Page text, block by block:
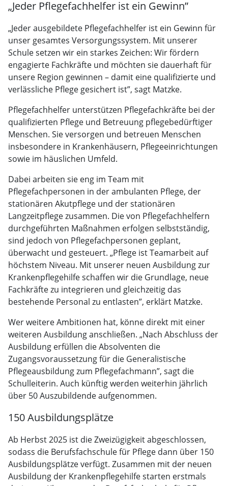
„Jeder Pflegefachhelfer ist ein Gewinn”
„Jeder ausgebildete Pflegefachhelfer ist ein Gewinn für
unser gesamtes Versorgungssystem. Mit unserer
Schule setzen wir ein starkes Zeichen: Wir fördern
engagierte Fachkräfte und möchten sie dauerhaft für
unsere Region gewinnen – damit eine qualifizierte und
verlässliche Pflege gesichert ist”, sagt Matzke.
Pflegefachhelfer unterstützen Pflegefachkräfte bei der
qualifizierten Pflege und Betreuung pflegebedürftiger
Menschen. Sie versorgen und betreuen Menschen
insbesondere in Krankenhäusern, Pflegeeinrichtungen
sowie im häuslichen Umfeld.
Dabei arbeiten sie eng im Team mit
Pflegefachpersonen in der ambulanten Pflege, der
stationären Akutpflege und der stationären
Langzeitpflege zusammen. Die von Pflegefachhelfern
durchgeführten Maßnahmen erfolgen selbstständig,
sind jedoch von Pflegefachpersonen geplant,
überwacht und gesteuert. „Pflege ist Teamarbeit auf
höchstem Niveau. Mit unserer neuen Ausbildung zur
Krankenpflegehilfe schaffen wir die Grundlage, neue
Fachkräfte zu integrieren und gleichzeitig das
bestehende Personal zu entlasten”, erklärt Matzke.
Wer weitere Ambitionen hat, könne direkt mit einer
weiteren Ausbildung anschließen. „Nach Abschluss der
Ausbildung erfüllen die Absolventen die
Zugangsvoraussetzung für die Generalistische
Pflegeausbildung zum Pflegefachmann”, sagt die
Schulleiterin. Auch künftig werden weiterhin jährlich
über 50 Auszubildende aufgenommen.
150 Ausbildungsplätze
Ab Herbst 2025 ist die Zweizügigkeit abgeschlossen,
sodass die Berufsfachschule für Pflege dann über 150
Ausbildungsplätze verfügt. Zusammen mit der neuen
Ausbildung der Krankenpflegehilfe starten erstmals